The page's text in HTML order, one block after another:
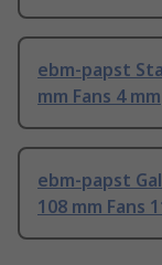
ebm-papst
mm Fans 4 mm
ebm-papst
108 mm Fans